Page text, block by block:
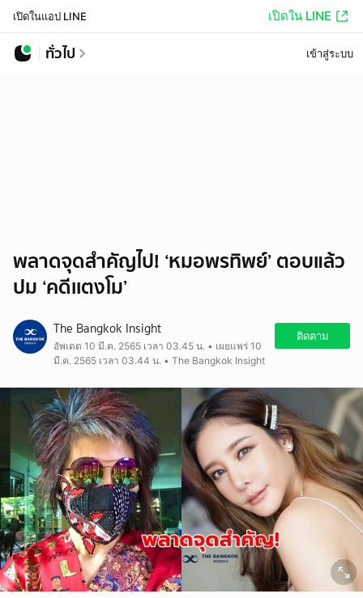
เปิดในแอป LINE เปิดใน LINE
ทั่วไป เข้าสู่ระบบ
พลาดจุดสำคัญไป! ‘หมอพรทิพย์’ ตอบแล้ว
ปม ‘คดีเเตงโม’
The Bangkok Insight
อัพเดต 10 มี.ค. 2565 เวลา 03.45 น. • เผยแพร่ 10
มี.ค. 2565 เวลา 03.44 น. • The Bangkok Insight
ติดตาม